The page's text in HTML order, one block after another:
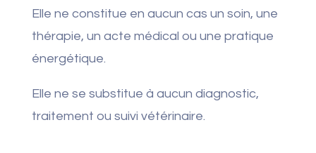
Elle ne constitue en aucun cas un soin, une
thérapie, un acte médical ou une pratique
énergétique.
Elle ne se substitue à aucun diagnostic,
traitement ou suivi vétérinaire.